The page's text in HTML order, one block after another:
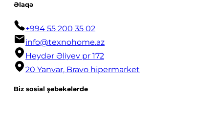
Əlaqə
+994 55 200 35 02
info@texnohome.az
Heydər Əliyev pr 172
20 Yanvar, Bravo hipermarket
Biz sosial şəbəkələrdə